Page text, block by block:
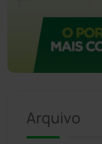
Arquivo